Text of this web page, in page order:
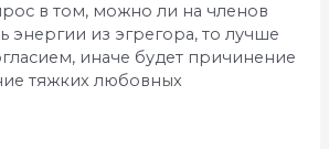
в том, можно ли на членов
энергии из эгрегора, то лучше
иначе будет причинение
тяжких любовных